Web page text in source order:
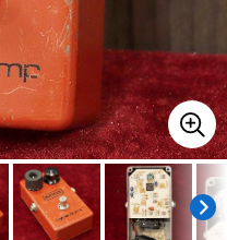
その他楽器
エフェクター
DTM